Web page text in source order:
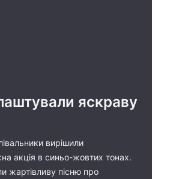
яскраву
вирішили
акція в синьо-жовтих тонах.
жартівливу пісню про